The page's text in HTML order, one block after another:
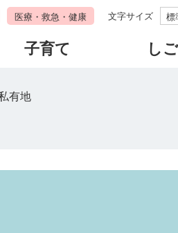
医療・救急・健康 文字サイズ 標
子育て し
有地